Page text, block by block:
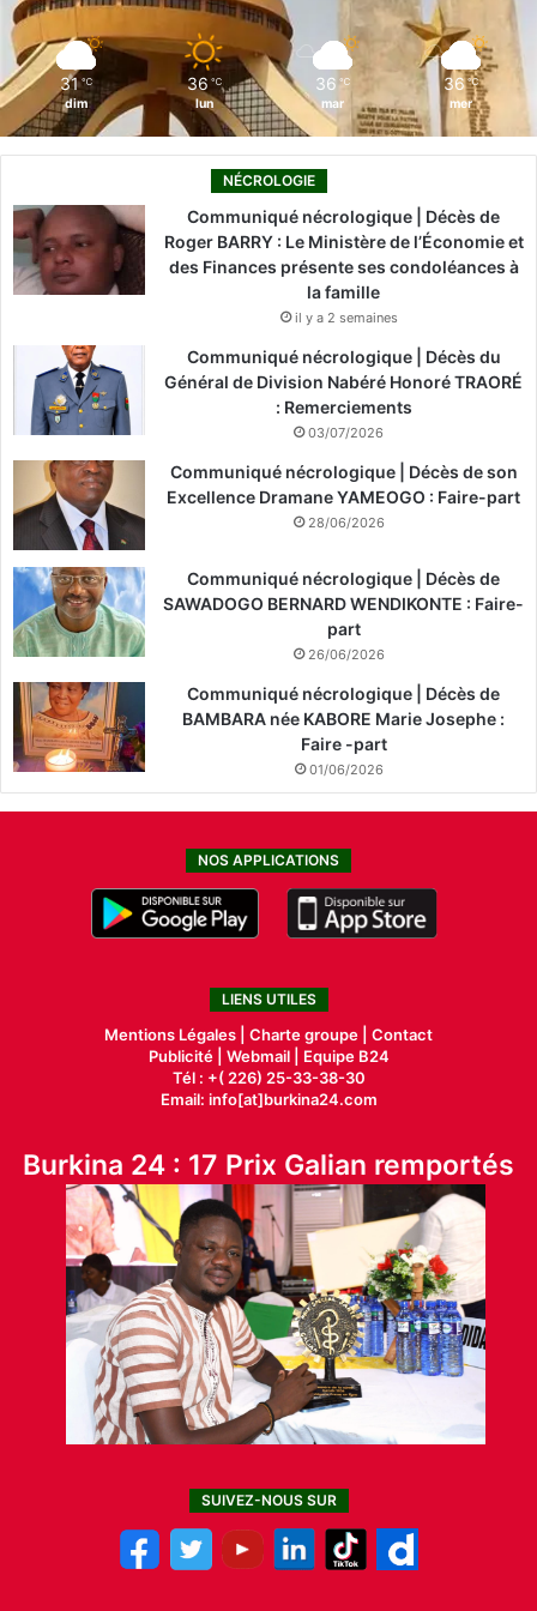
k
n
31 ℃
dim
36 ℃
lun
36 ℃
mar
36 ℃
mer
NÉCROLOGIE
Communiqué nécrologique | Décès de
Roger BARRY : Le Ministère de l’Économie et
des Finances présente ses condoléances à
la famille
il y a 2 semaines
Communiqué nécrologique | Décès du
Général de Division Nabéré Honoré TRAORÉ
: Remerciements
03/07/2026
Communiqué nécrologique | Décès de son
Excellence Dramane YAMEOGO : Faire-part
28/06/2026
Communiqué nécrologique | Décès de
SAWADOGO BERNARD WENDIKONTE : Faire-
part
26/06/2026
Communiqué nécrologique | Décès de
BAMBARA née KABORE Marie Josephe :
Faire -part
01/06/2026
NOS APPLICATIONS
LIENS UTILES
Mentions Légales | Charte groupe | Contact
Publicité| Webmail |
Equipe B24
Tél : +( 226) 25-33-38-30
Email: info[at]burkina24.com
Burkina 24 : 17 Prix Galian remportés
SUIVEZ-NOUS SUR